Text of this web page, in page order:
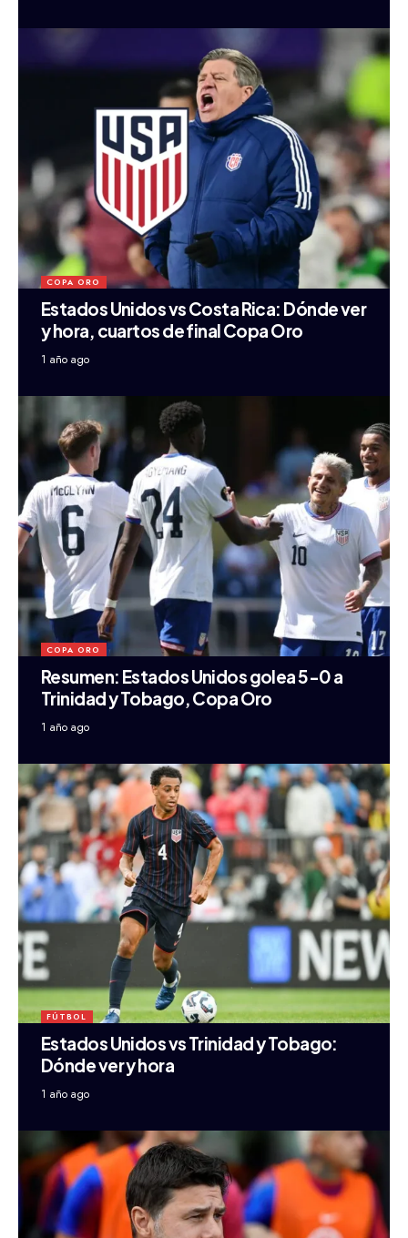
COPA ORO
Estados Unidos vs Costa Rica: Dónde ver
y hora, cuartos de final Copa Oro
1 año ago
COPA ORO
Resumen: Estados Unidos golea 5-0 a
Trinidad y Tobago, Copa Oro
1 año ago
FÚTBOL
Estados Unidos vs Trinidad y Tobago:
Dónde ver y hora
1 año ago